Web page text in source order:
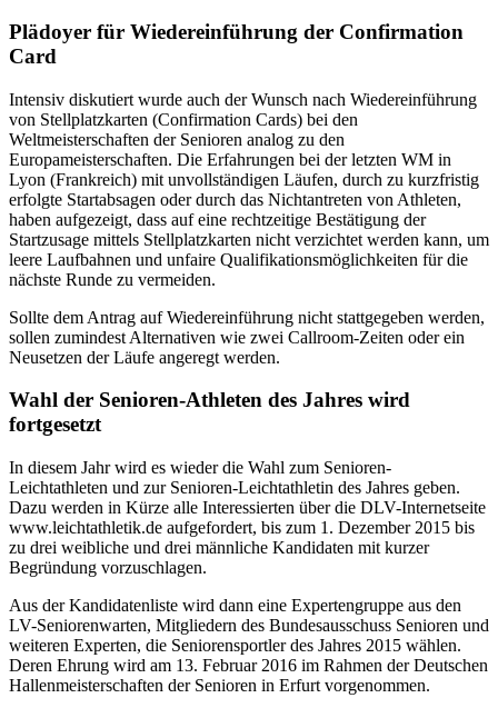
Plädoyer für Wiedereinführung der Confirmation
Card
Intensiv diskutiert wurde auch der Wunsch nach Wiedereinführung
von Stellplatzkarten (Confirmation Cards) bei den
Weltmeisterschaften der Senioren analog zu den
Europameisterschaften. Die Erfahrungen bei der letzten WM in
Lyon (Frankreich) mit unvollständigen Läufen, durch zu kurzfristig
erfolgte Startabsagen oder durch das Nichtantreten von Athleten,
haben aufgezeigt, dass auf eine rechtzeitige Bestätigung der
Startzusage mittels Stellplatzkarten nicht verzichtet werden kann, um
leere Laufbahnen und unfaire Qualifikationsmöglichkeiten für die
nächste Runde zu vermeiden.
Sollte dem Antrag auf Wiedereinführung nicht stattgegeben werden,
sollen zumindest Alternativen wie zwei Callroom-Zeiten oder ein
Neusetzen der Läufe angeregt werden.
Wahl der Senioren-Athleten des Jahres wird
fortgesetzt
In diesem Jahr wird es wieder die Wahl zum Senioren-
Leichtathleten und zur Senioren-Leichtathletin des Jahres geben.
Dazu werden in Kürze alle Interessierten über die DLV-Internetseite
www.leichtathletik.de aufgefordert, bis zum 1. Dezember 2015 bis
zu drei weibliche und drei männliche Kandidaten mit kurzer
Begründung vorzuschlagen.
Aus der Kandidatenliste wird dann eine Expertengruppe aus den
LV-Seniorenwarten, Mitgliedern des Bundesausschuss Senioren und
weiteren Experten, die Seniorensportler des Jahres 2015 wählen.
Deren Ehrung wird am 13. Februar 2016 im Rahmen der Deutschen
Hallenmeisterschaften der Senioren in Erfurt vorgenommen.